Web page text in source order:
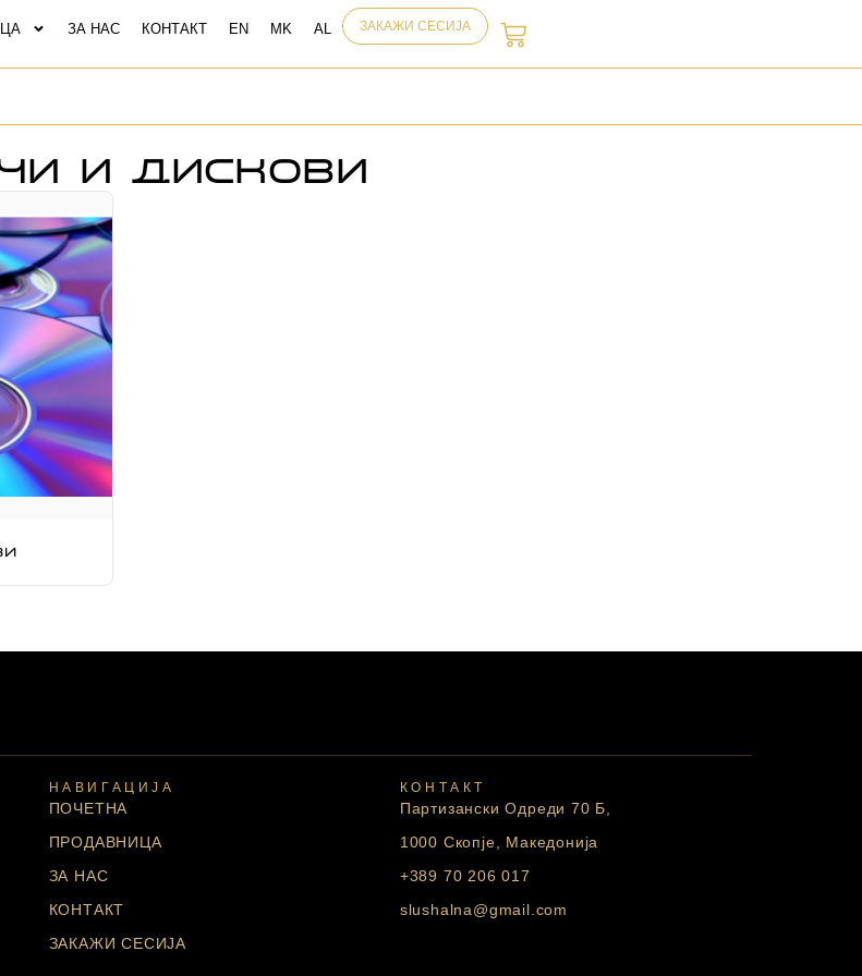
ЗА НАС КОНТАКТ ЗАКАЖИ СЕСИЈА
и дискови
НАВИГАЦИЈА
ПОЧЕТНА
ПРОДАВНИЦА
ЗА НАС
КОНТАКТ
ЗАКАЖИ СЕСИЈА
КОНТАКТ
Партизански Одреди 70 Б,
1000 Скопје, Македонија
+389 70 206 017
slushalna@gmail.com